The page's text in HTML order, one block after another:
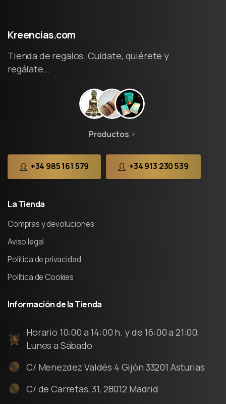
Kreencias.com
Tienda de regalos. Cuídate, quiérete y
regálate…
Productos
+34 985 161 579 +34 913 230 539
LaTienda
Compras y devoluciones
Aviso legal
Política de privacidad
Política de Cookies
InformacióndelaTienda
Horario 10:00 a 14:00 h. y de 16:00 a 21:00,
Lunes a Sábado
C/ Menezdez Valdés 4 Gijón 33201 Asturias
C/ de Carretas, 31, 28012 Madrid